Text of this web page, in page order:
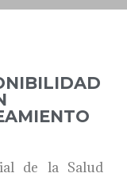
de la Salud